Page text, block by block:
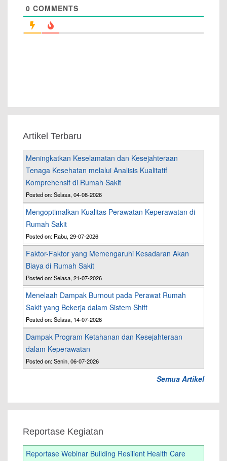
0 COMMENTS
Artikel Terbaru
Meningkatkan Keselamatan dan Kesejahteraan
Tenaga Kesehatan melalui Analisis Kualitatif
Komprehensif di Rumah Sakit
Posted on: Selasa, 04-08-2026
Mengoptimalkan Kualitas Perawatan Keperawatan di
Rumah Sakit
Posted on: Rabu, 29-07-2026
Faktor-Faktor yang Memengaruhi Kesadaran Akan
Biaya di Rumah Sakit
Posted on: Selasa, 21-07-2026
Menelaah Dampak Burnout pada Perawat Rumah
Sakit yang Bekerja dalam Sistem Shift
Posted on: Selasa, 14-07-2026
Dampak Program Ketahanan dan Kesejahteraan
dalam Keperawatan
Posted on: Senin, 06-07-2026
Semua Artikel
Reportase Kegiatan
Reportase Webinar Building Resilient Health Care